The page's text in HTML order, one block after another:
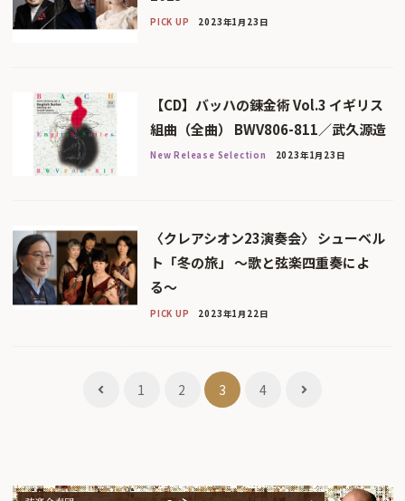
PICK UP 2023年1月23日
【CD】バッハの錬金術 Vol.3 イギリス
組曲（全曲） BWV806-811／武久源造
New Release Selection 2023年1月23日
〈クレアシオン23演奏会〉 シューベル
ト「冬の旅」 〜歌と弦楽四重奏によ
る〜
PICK UP 2023年1月22日
ゲ
1 2 3 4